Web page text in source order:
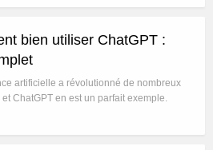
bien utiliser ChatGPT :
artificielle a révolutionné de nombreux
ChatGPT en est un parfait exemple.